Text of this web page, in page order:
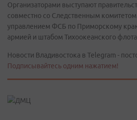
Организаторами выступают
совместно со Следственным
управлением ФСБ по Приморскому
армией и штабом Тихоокеанского
Новости Владивостока в Telegram -
Подписывайтесь одним нажатием!